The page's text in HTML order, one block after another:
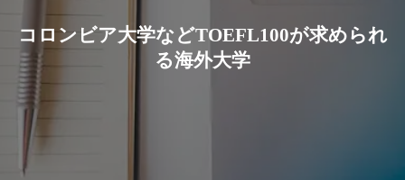
コロンビア大学などTOEFL100が求められ
る海外大学